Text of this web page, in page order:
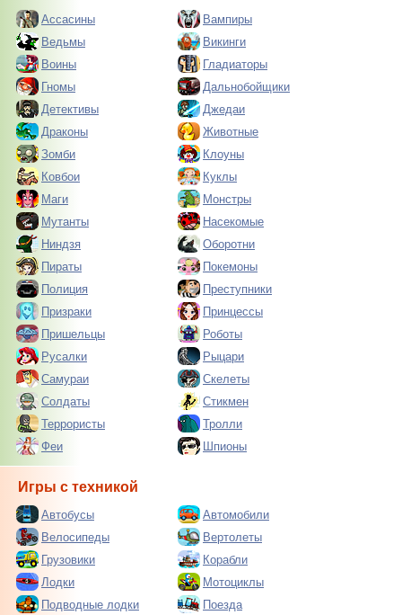
Ассасины
Вампиры
Ведьмы
Викинги
Воины
Гладиаторы
Гномы
Дальнобойщики
Детективы
Джедаи
Драконы
Животные
Зомби
Клоуны
Ковбои
Куклы
Маги
Монстры
Мутанты
Насекомые
Ниндзя
Оборотни
Пираты
Покемоны
Полиция
Преступники
Призраки
Принцессы
Пришельцы
Роботы
Русалки
Рыцари
Самураи
Скелеты
Солдаты
Стикмен
Террористы
Тролли
Феи
Шпионы
Игры с техникой
Автобусы
Автомобили
Велосипеды
Вертолеты
Грузовики
Корабли
Лодки
Мотоциклы
Подводные лодки
Поезда